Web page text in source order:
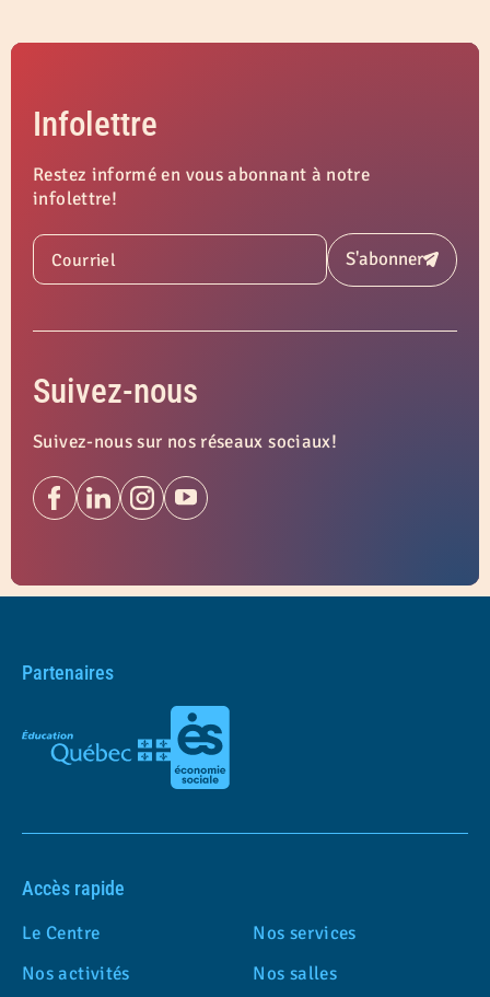
Infolettre
Restez informé en vous abonnant à notre
infolettre!
Courriel S'abonnerSoumettre
Suivez-nous
Suivez-nous sur nos réseaux sociaux!
Partenaires
Accès rapide
Le Centre
Nos services
Nos activités
Nos salles